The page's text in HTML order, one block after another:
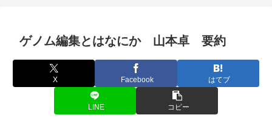
ゲノム編集とはなにか 山本卓 要約
X Facebook はてブ
LINE コピー